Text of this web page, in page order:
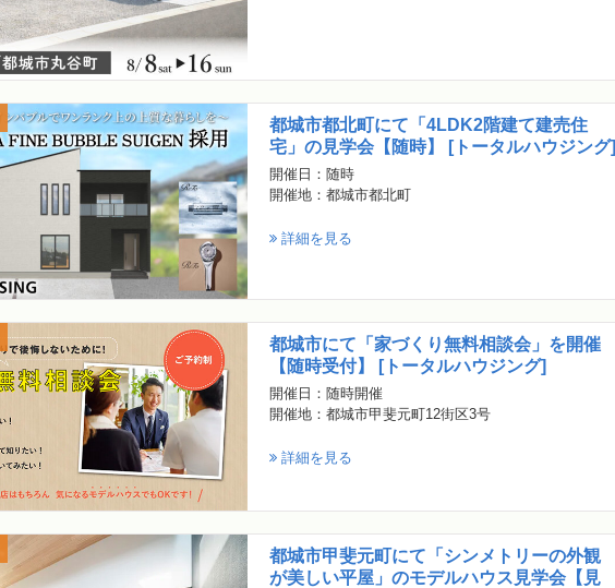
都城市都北町にて「4LDK2階建て建売住
宅」の見学会【随時】 [トータルハウジング]
開催日：随時
開催地：都城市都北町
詳細を見る
都城市にて「家づくり無料相談会」を開催
【随時受付】 [トータルハウジング]
開催日：随時開催
開催地：都城市甲斐元町12街区3号
詳細を見る
都城市甲斐元町にて「シンメトリーの外観
が美しい平屋」のモデルハウス見学会【見